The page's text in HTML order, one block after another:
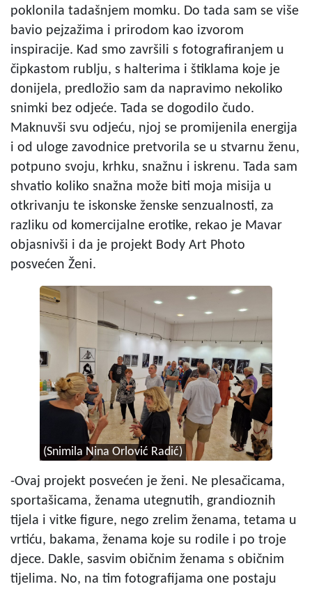
poklonila tadašnjem momku. Do tada sam se više
bavio pejzažima i prirodom kao izvorom
inspiracije. Kad smo završili s fotografiranjem u
čipkastom rublju, s halterima i štiklama koje je
donijela, predložio sam da napravimo nekoliko
snimki bez odjeće. Tada se dogodilo čudo.
Maknuvši svu odjeću, njoj se promijenila energija
i od uloge zavodnice pretvorila se u stvarnu ženu,
potpuno svoju, krhku, snažnu i iskrenu. Tada sam
shvatio koliko snažna može biti moja misija u
otkrivanju te iskonske ženske senzualnosti, za
razliku od komercijalne erotike, rekao je Mavar
objasnivši i da je projekt Body Art Photo
posvećen Ženi.
(Snimila Nina Orlović Radić)
-Ovaj projekt posvećen je ženi. Ne plesačicama,
sportašicama, ženama utegnutih, grandioznih
tijela i vitke figure, nego zrelim ženama, tetama u
vrtiću, bakama, ženama koje su rodile i po troje
djece. Dakle, sasvim običnim ženama s običnim
tijelima. No, na tim fotografijama one postaju